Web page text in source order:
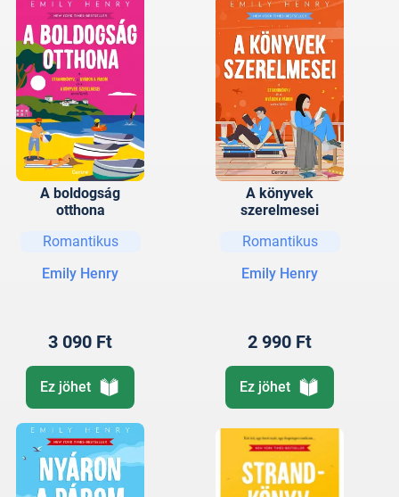
A boldogság
otthona
Romantikus
Emily Henry
3 090 Ft
Ez jöhet
A könyvek
szerelmesei
Romantikus
Emily Henry
2 990 Ft
Ez jöhet